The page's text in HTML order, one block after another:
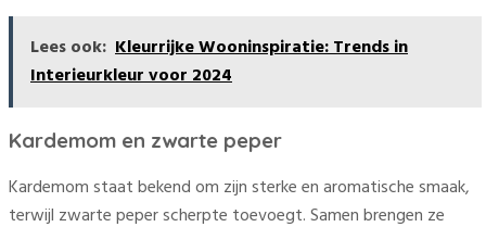
Lees ook: Kleurrijke Wooninspiratie: Trends in
Interieurkleur voor 2024
Kardemom en zwarte peper
Kardemom staat bekend om zijn sterke en aromatische smaak,
terwijl zwarte peper scherpte toevoegt. Samen brengen ze